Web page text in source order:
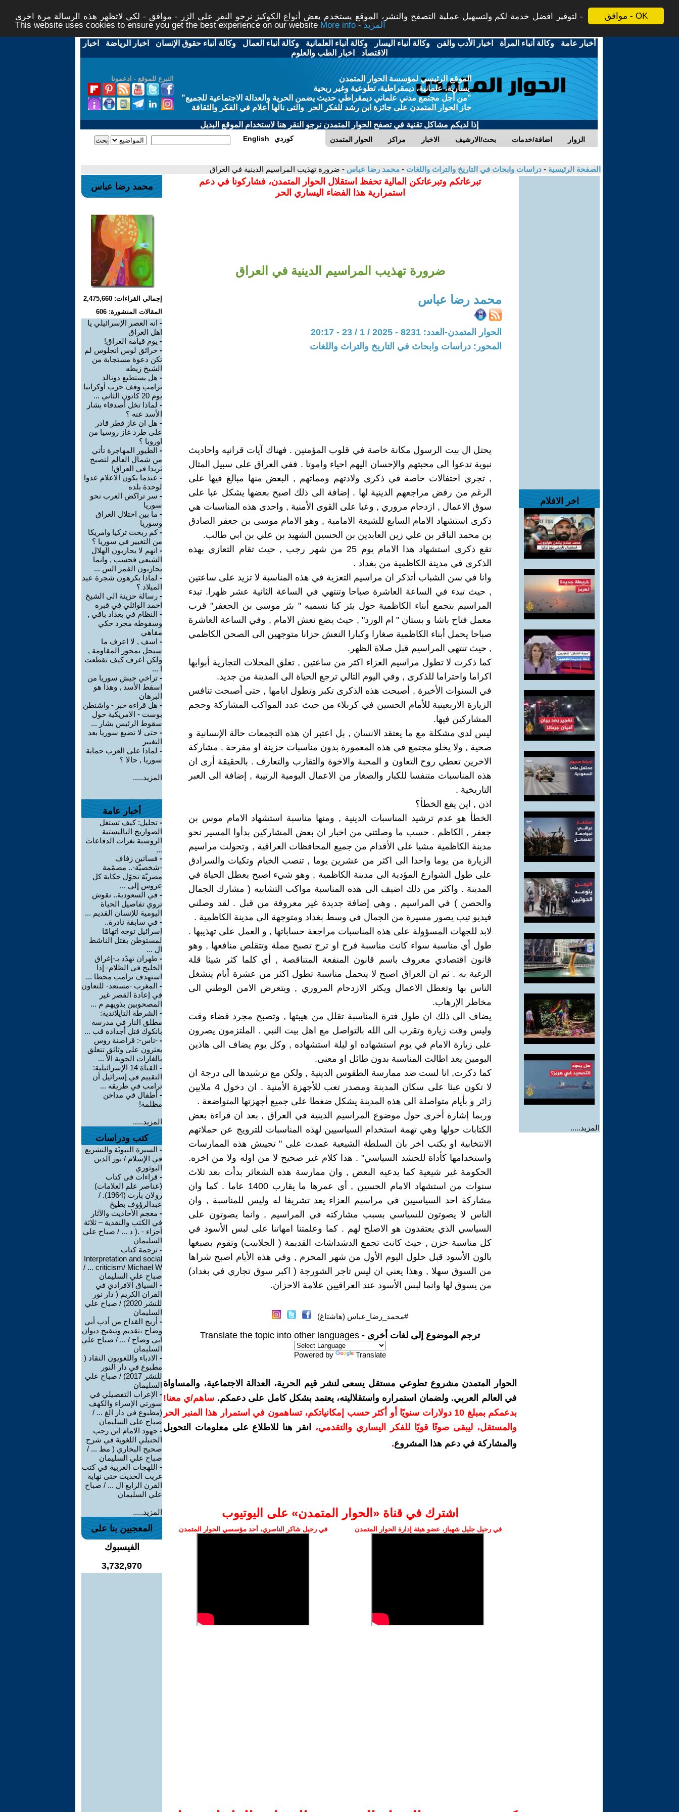
موافق - OK
لتوفير افضل خدمة لكم ولتسهيل عملية التصفح والنشر، الموقع يستخدم بعض أنواع الكوكيز نرجو النقر على الزر - موافق - لكي لاتظهر هذه الرسالة مرة اخرى -
This website uses cookies to ensure you get the best experience on our website
More info - المزيد
أخبار عامة -وكالة أنباء المرأة - اخبار الأدب والفن -وكالة أنباء اليسار -وكالة أنباء العلمانية -وكالة أنباء العمال -وكالة أنباء حقوق الإنسان - اخبار الرياضة - اخبار
الاقتصاد - اخبار الطب والعلوم
التبرع للموقع - ادعمونا
الموقع الرئيسي لمؤسسة الحوار المتمدن
يسارية، علمانية، ديمقراطية، تطوعية وغير ربحية
"من أجل مجتمع مدني علماني ديمقراطي حديث يضمن الحرية والعدالة الاجتماعية للجميع"
حاز الحوار المتمدن على جائزة ابن رشد للفكر الحر والتى نالها أعلام في الفكر والثقافة
إذا لديكم مشاكل تقنية في تصفح الحوار المتمدن نرجو النقر هنا لاستخدام الموقع البديل
الحوار المتمدن مراكز الاخبار بحث/الارشيف اضافة/خدمات الزوار English كوردي
الصفحة الرئيسية - دراسات وابحاث في التاريخ والتراث واللغات - محمد رضا عباس - ضرورة تهذيب المراسيم الدينية في العراق
اخر الافلام
المزيد.....
تبرعاتكم وتبرعاتكن المالية تحفظ استقلال الحوار المتمدن، فشاركونا في دعم
استمرارية هذا الفضاء اليساري الحر
ضرورة تهذيب المراسيم الدينية في العراق
محمد رضا عباس
الحوار المتمدن-العدد: 8231 - 2025 / 1 / 23 - 20:17
المحور: دراسات وابحاث في التاريخ والتراث واللغات
يحتل ال بيت الرسول مكانة خاصة في قلوب المؤمنين . فهناك آيات قرانيه واحاديث
نبوية تدعوا الى محبتهم والإحسان اليهم احياء واموتا . ففي العراق على سبيل المثال
, تجري احتفالات خاصة في ذكرى ولادتهم ومماتهم , البعض منها مبالغ فيها على
الرغم من رفض مراجعهم الدينية لها . إضافة الى ذلك اصبح بعضها يشكل عبا على
سوق الاعمال , ازدحام مروري , وعبا على القوى الأمنية , واحدى هذه المناسبات هي
ذكرى استشهاد الامام السابع للشيعة الامامية , وهو الامام موسى بن جعفر الصادق
بن محمد الباقر بن علي زين العابدين بن الحسين الشهيد بن علي بن ابي طالب.
تقع ذكرى استشهاد هذا الامام يوم 25 من شهر رجب , حيث تقام التعازي بهذه
الذكرى في مدينة الكاظمية من بغداد .
وانا في سن الشباب أتذكر ان مراسيم التعزية في هذه المناسبة لا تزيد على ساعتين
, حيث تبدء في الساعة العاشرة صباحا وتنتهي في الساعة الثانية عشر ظهرا. تبدء
المراسيم بتجمع أبناء الكاظمية حول بئر كنا نسميه " بئر موسى بن الجعفر" قرب
معمل فتاح باشا و بستان " ام الورد" , حيث يضع نعش الامام , وفي الساعة العاشرة
صباحا يحمل أبناء الكاظمية صغارا وكبارا النعش حزانا متوجهين الى الصحن الكاظمي
, حيث تنتهي المراسيم قبل صلاة الظهر.
كما ذكرت لا تطول مراسيم العزاء اكثر من ساعتين , تغلق المحلات التجارية أبوابها
اكراما واحتراما للذكرى , وفي اليوم التالي ترجع الحياة الى المدينة من جديد.
في السنوات الأخيرة , أصبحت هذه الذكرى تكبر وتطول ايامها , حتى أصبحت تنافس
الزيارة الاربعينية للأمام الحسين في كربلاء من حيث عدد المواكب المشاركة وحجم
المشاركين فيها.
ليس لدي مشكلة مع ما يعتقد الانسان , بل اعتبر ان هذه التجمعات حالة الإنسانية و
صحية , ولا يخلو مجتمع في هذه المعمورة بدون مناسبات حزينة او مفرحة . مشاركة
الاخرين تعطي روح التعاون و المحبة والاخوة والتقارب والتعارف . بالحقيقة أرى ان
هذه المناسبات متنفسا للكبار والصغار من الاعمال اليومية الرتيبة , إضافة الى العبر
التاريخية .
اذن , اين يقع الخطأ؟
الخطأ هو عدم ترشيد المناسبات الدينية , ومنها مناسبة استشهاد الامام موس بن
جعفر , الكاظم . حسب ما وصلتني من اخبار ان بعض المشاركين بدأوا المسير نحو
مدينة الكاظمية مشيا على الأقدام من جميع المحافظات العراقية , وتحولت مراسيم
الزيارة من يوما واحدا الى اكثر من عشرين يوما , تنصب الخيام وتكيات والسرادق
على طول الشوارع المؤدية الى مدينة الكاظمية , وهو شيء اصبح يعطل الحياة في
المدينة . واكثر من ذلك اضيف الى هذه المناسبة مواكب التشابيه ( مشارك الجمال
والحصن ) في المراسيم , وهي إضافة جديدة غير معروفة من قبل . لقد وصلني
فيديو تيب يصور مسيرة من الجمال في وسط بغداد ومتوجهة الى مدينة الكاظمية .
لابد للجهات المسؤولة على هذه المناسبات مراجعة حساباتها , و العمل على تهذيبها .
طول أي مناسبة سواء كانت مناسبة فرح او ترح تصبح مملة وتتقلص منافعها , وهو
قانون اقتصادي معروف باسم قانون المنفعة المتناقصة , أي كلما كثر شيئا قلة
الرغبة به . ثم ان العراق اصبح لا يتحمل مناسبة تطول اكثر من عشرة أيام ينشغل
الناس بها وتعطل الاعمال ويكثر الازدحام المروري , ويتعرض الامن الوطني الى
مخاطر الإرهاب.
يضاف الى ذلك ان طول فترة المناسبة تقلل من هيبتها , وتصبح مجرد قضاء وقت
وليس وقت زيارة وتقرب الى الله بالتواصل مع اهل بيت النبي . الملتزمون يصرون
على زيارة الامام في يوم استشهاده او ليلة استشهاده , وكل يوم يضاف الى هاذين
اليومين يعد اطالت المناسبة بدون طائل او معنى.
كما ذكرت, انا لست ضد ممارسة الطقوس الدينية , ولكن مع ترشيدها الى درجة ان
لا تكون عبئا على سكان المدينة ومصدر تعب للأجهزة الأمنية . ان دخول 4 ملايين
زائر و بأيام متواصلة الى هذه المدينة يشكل ضغطا على جميع أجهزتها المتواضعة .
وربما إشارة أخرى حول موضوع المراسيم الدينية في العراق , بعد ان قراءة بعض
الكتابات حولها وهي تهمة استخدام السياسيين لهذه المناسبات للترويج عن حملاتهم
الانتخابية او يكتب اخر بان السلطة الشيعية عمدت على " تجييش هذه الممارسات
واستخدامها كأداة للحشد السياسي" . هذا كلام غير صحيح لا من اوله ولا من اخره.
الحكومة غير شيعية كما يدعيه البعض , وان ممارسة هذه الشعائر بدأت بعد ثلاث
سنوات من استشهاد الامام الحسين , أي عمرها ما يقارب 1400 عاما . كما وان
مشاركة احد السياسيين في مراسيم العزاء يعد تشريفا له وليس للمناسبة , وان
الناس لا يصوتون للسياسي بسبب مشاركته في المراسيم , وانما يصوتون على
السياسي الذي يعتقدون هو الاصلح لهم . كما وعلمتنا امهاتنا على لبس الأسود في
كل مناسبة حزن , حيث كانت تجمع الدشداشات القديمة ( الجلابيب) وتقوم بصبغها
بالون الأسود قبل حلول اليوم الأول من شهر المحرم , وفي هذه الأيام اصبح شراها
من السوق سهلا , وهذا يعني ان ليس تاجر الشورجة ( اكبر سوق تجاري في بغداد)
من يسوق لها وانما لبس الأسود عند العراقيين علامة الاحزان.
#محمد_رضا_عباس (هاشتاغ)
ترجم الموضوع إلى لغات أخرى - Translate the topic into other languages
Powered by Translate
الحوار المتمدن مشروع تطوعي مستقل يسعى لنشر قيم الحرية، العدالة الاجتماعية، والمساواة
في العالم العربي. ولضمان استمراره واستقلاليته، يعتمد بشكل كامل على دعمكم. ساهم/ي معنا!
بدعمكم بمبلغ 10 دولارات سنويًا أو أكثر حسب إمكانياتكم، تساهمون في استمرار هذا المنبر الحر
والمستقل، ليبقى صوتًا قويًا للفكر اليساري والتقدمي،
انقر هنا للاطلاع على معلومات التحويل
والمشاركة في دعم هذا المشروع.
اشترك في قناة ‫«الحوار المتمدن» على اليوتيوب
في رحيل جليل شهباز، عضو هيئة إدارة الحوار المتمدن في رحيل شاكر الناصري، أحد مؤسسي الحوار المتمدن
محمد رضا عباس
إجمالي القراءات: 2,475,660
المقالات المنشورة: 606
- انه العصر الإسرائيلي يا
اهل العراق
- يوم قيامة العراق!
- حرائق لوس انجلوس لم
تكن دعوة مستجابة من
الشيخ زيطه
- هل يستطيع دونالد
ترامب وقف حرب أوكرانيا
يوم 20 كانون الثاني ...
- لماذا تخل أصدقاء بشار
الأسد عنه ؟
- هل ان غاز قطر قادر
على طرد غاز روسيا من
اوروبا ؟
- الطيور المهاجرة تأتي
من شمال العالم لتصبح
ثريدا في العراق!
- عندما يكون الاعلام عدوا
لوحدة بلده
- سر تراكض العرب نحو
سوريا
- ما بين احتلال العراق
وسوريا
-كم ربحت تركيا وامريكا
من التغيير في سوريا ؟
- انهم لا يحاربون الهلال
الشيعي فحسب , وانما
يحاربون القمر الس ...
- لماذا يكرهون شجرة عيد
الميلاد ؟
- رسالة حزينة الى الشيخ
احمد الوائلي في قبره
- النظام في بغداد باقي ,
وسقوطه مجرد حكي
مقاهي
- اسف , لا اعرف ما
سيحل بمحور المقاومة ,
ولكن اعرف كيف تقطعت
ا ...
- تراخي جيش سوريا من
اسقط الأسد , وهذا هو
البرهان
- هل قراءة خبر - واشنطن
بوست - الامريكية حول
سقوط الرئيس بشار ...
- حتى لا تضيع سوريا بعد
التغيير
- لماذا على العرب حماية
سوريا , حالا ؟
المزيد.....
أخبار عامة
- تحليل: كيف تستغل
الصواريخ الباليستية
الروسية ثغرات الدفاعات
...
- فساتين زفاف
-شخصيّة-.. مصمّمة
مصريّة تحوّل حكاية كل
عروس إلى ...
- في السعودية.. نقوش
تروي تفاصيل الحياة
اليومية للإنسان القديم ...
- في سابقة نادرة..
إسرائيل توجه اتهامًا
لمستوطن بقتل الناشط
ال ...
- طهران تهدّد بـ-إغراق
الخليج في الظلام- إذا
استهدف ترامب محطا ...
- المغرب -مستعد- للتعاون
في إعادة القصر غير
المصحوبين بذويهم م ...
- الشرطة التايلاندية:
مطلق النار في مدرسة
بانكوك قتل أجداده قب ...
- -تاس-: قراصنة روس
يعثرون على وثائق تتعلق
بالغارات الجوية الأ ...
-
القناة 14 الإسرائيلية:
التقييم في إسرائيل أن
ترامب في طريقه ...
- أطفال في مداخن
مظلمة!
المزيد.....
كتب ودراسات
- السيرة النبويّة والتشريع
في الإسلام / نور الدين
البوثوري
- قراءات فى كتاب
(عناصر علم العلامات)
رولان بارت (1964). /
عبدالرؤوف بطيخ
- معجم الأحاديث والآثار
في الكتب والنقدية – ثلاثة
أجزاء - .( د ... / صباح علي
السليمان
- ترجمة كتاب
Interpretation and social
criticism/ Michael W ... /
صباح علي السليمان
- السياق الافرادي في
القران الكريم ( دار نور
للنشر 2020) / صباح علي
السليمان
- أريج القداح من أدب أبي
وضاح ،تقديم وتنقيح ديوان
أبي وضاح / ... / صباح علي
السليمان
- الادباء واللغويون النقاد (
مطبوع في دار النور
للنشر 2017) / صباح علي
السليمان
- الإعراب التفصيلي في
سورتي الإسراء والكهف
(مطبوع في دار الغ ... /
صباح علي السليمان
- جهود الامام ابن رجب
الحنبلي اللغوية في شرح
صحيح البخاري ( مط ... /
صباح علي السليمان
- اللهجات العربية في كتب
غريب الحديث حتى نهاية
القرن الرابع ال ... / صباح
علي السليمان
المزيد.....
المعجبين بنا على
الفيسبوك
3,732,970